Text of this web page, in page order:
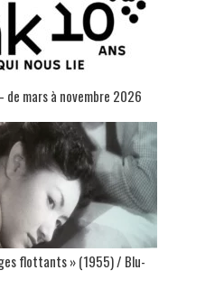
de mars à novembre 2026
flottants » (1955) / Blu-